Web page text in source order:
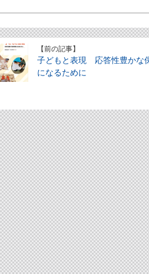
【前の記事】
子どもと表現 応答性豊かな
になるために